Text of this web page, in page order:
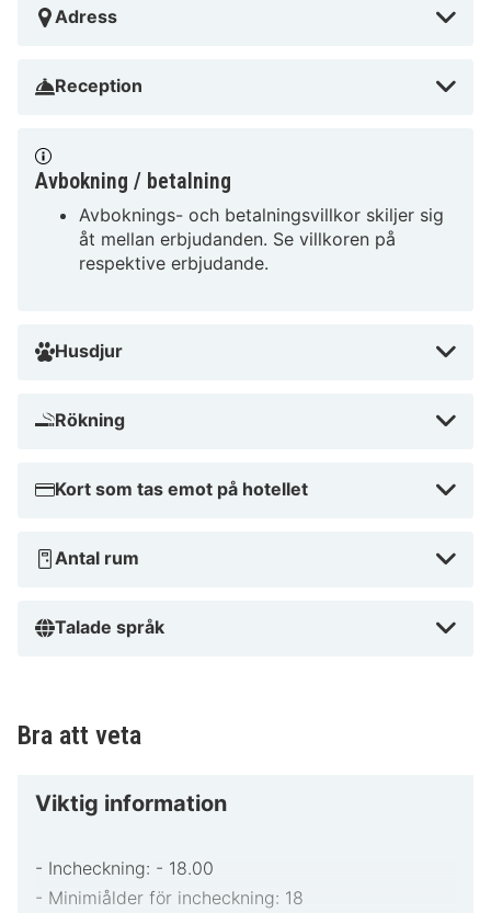
Adress
Reception
Avbokning / betalning
Avboknings- och betalningsvillkor skiljer sig
åt mellan erbjudanden. Se villkoren på
respektive erbjudande.
Husdjur
Rökning
Kort som tas emot på hotellet
Antal rum
Talade språk
Bra att veta
Viktig information
- Incheckning: - 18.00
- Minimiålder för incheckning: 18